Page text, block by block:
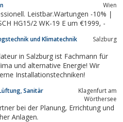
Wien
Leistbar.Wartungen -10% |
HG15/2 WK-19 E um €1999, -
und Klimatechnik
Salzburg
Installationstechniken!
Sanitär
Klagenfurt am
Wörthersee
Planung, Errichtung und
Anlagen.